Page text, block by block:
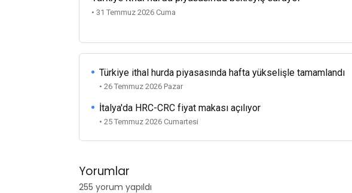
• 31 Temmuz 2026 Cuma
Türkiye ithal hurda piyasasında hafta yükselişle tamamlandı
• 26 Temmuz 2026 Pazar
İtalya'da HRC-CRC fiyat makası açılıyor
• 25 Temmuz 2026 Cumartesi
Yorumlar
255 yorum yapıldı